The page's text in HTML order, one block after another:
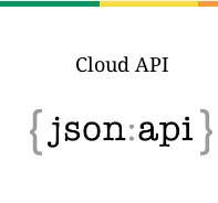
Cloud API